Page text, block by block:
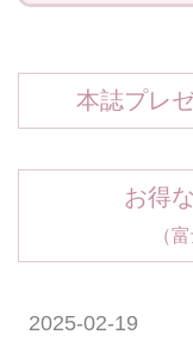
本誌プレ
お得
（富
2025-02-19